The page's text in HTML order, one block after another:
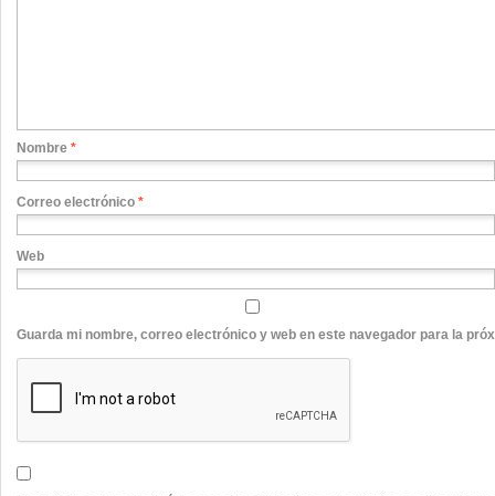
Nombre *
Correo electrónico *
Web
Guarda mi nombre, correo electrónico y web en este navegador para la